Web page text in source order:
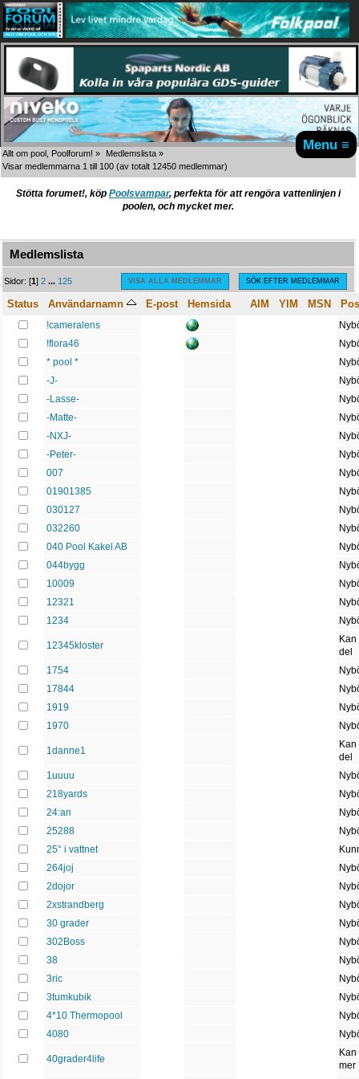
Menu ≡
Allt om pool, Poolforum! » Medlemslista »
Visar medlemmarna 1 till 100 (av totalt 12450 medlemmar)
Stötta forumet!, köp Poolsvampar, perfekta för att rengöra vattenlinjen i
poolen, och mycket mer.
Medlemslista
A B G H J K L M N O P Q R S T U V W X Y Z
VISA ALLA MEDLEMMAR SÖK EFTER MEDLEMMAR
Sidor: [1]2 ... 125
Status Användarnamn E-post Hemsida AIM YIM MSN
!cameralens
!flora46
* pool *
-J-
-Lasse-
-Matte-
-NXJ-
-Peter-
007
01901385
030127
032260
040 Pool Kakel AB
044bygg
10009
12321
1234
12345kloster
Kan
del
1754
17844
1919
1970
1danne1
Kan
del
1uuuu
218yards
24:an
25288
25° i vattnet
264joj
2dojor
2xstrandberg
30 grader
302Boss
38
3ric
3tumkubik
4*10 Thermopool
4080
40grader4life
mer